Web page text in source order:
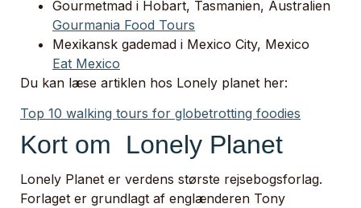
Gourmetmad i Hobart, Tasmanien, Australien
Gourmania Food Tours
Mexikansk gademad i Mexico City, Mexico
Eat Mexico
Du kan læse artiklen hos Lonely planet her:
Top 10 walking tours for globetrotting foodies
Kort om Lonely Planet
Lonely Planet er verdens største rejsebogsforlag.
Forlaget er grundlagt af englænderen Tony